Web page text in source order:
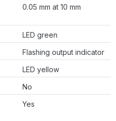
0.05 mm at 10 mm
LED green
Flashing output indicator
LED yellow
No
Yes